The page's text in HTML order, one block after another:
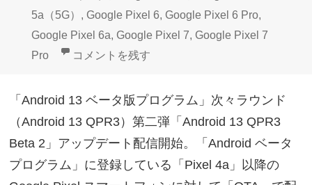
5a（5G） , Google Pixel 6, Google Pixel 6 Pro,
Google Pixel 6a, Google Pixel 7, Google Pixel 7
Pro
Google Pixelベータプログラム「Android 13
コメントを残す
「Android 13 ベータ版プログラム」次々ラウンド
（Android 13 QPR3）第二弾「Android 13 QPR3
Beta 2」アップデート配信開始。「Android ベータ
プログラム」に登録している「Pixel 4a」以降の